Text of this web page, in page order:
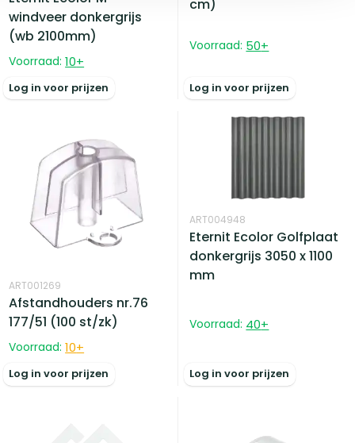
windveer donkergrijs
(wb 2100mm)
Voorraad: 10+
Log in voor prijzen
cm)
Voorraad: 50+
Log in voor prijzen
ART001269
Afstandhouders nr.76
177/51 (100 st/zk)
Voorraad: 10+
Log in voor prijzen
ART004948
Eternit Ecolor Golfplaat
donkergrijs 3050 x 1100
mm
Voorraad: 40+
Log in voor prijzen